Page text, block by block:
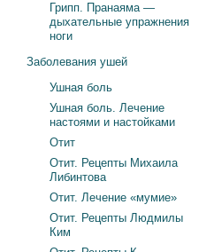
Грипп. Пранаяма —
дыхательные упражнения
ноги
Заболевания ушей
Ушная боль
Ушная боль. Лечение
настоями и настойками
Отит
Отит. Рецепты Михаила
Либинтова
Отит. Лечение «мумие»
Отит. Рецепты Людмилы
Ким